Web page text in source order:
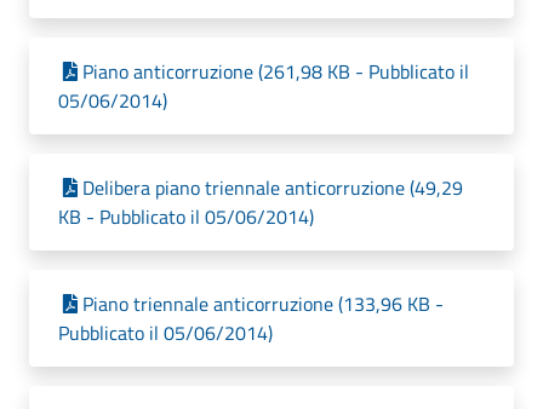
Piano anticorruzione (261,98 KB - Pubblicato il
05/06/2014)
Delibera piano triennale anticorruzione (49,29
KB - Pubblicato il 05/06/2014)
Piano triennale anticorruzione (133,96 KB -
Pubblicato il 05/06/2014)